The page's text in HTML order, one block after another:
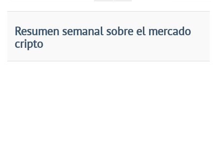
Resumen semanal sobre el mercado
cripto